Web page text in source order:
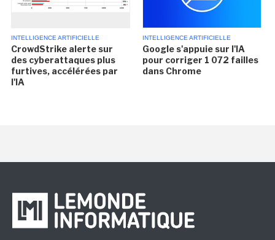
INTELLIGENCE ARTIFICIELLE
CrowdStrike alerte sur
des cyberattaques plus
furtives, accélérées par
l'IA
INTELLIGENCE ARTIFICIELLE
Google s'appuie sur l'IA
pour corriger 1 072 failles
dans Chrome